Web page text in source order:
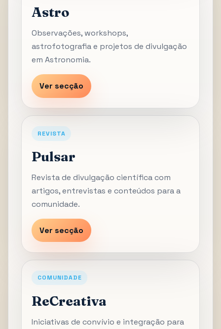
Astro
Observações, workshops,
astrofotografia e projetos de divulgação
em Astronomia.
Ver secção
REVISTA
Pulsar
Revista de divulgação científica com
artigos, entrevistas e conteúdos para a
comunidade.
Ver secção
COMUNIDADE
ReCreativa
Iniciativas de convívio e integração para